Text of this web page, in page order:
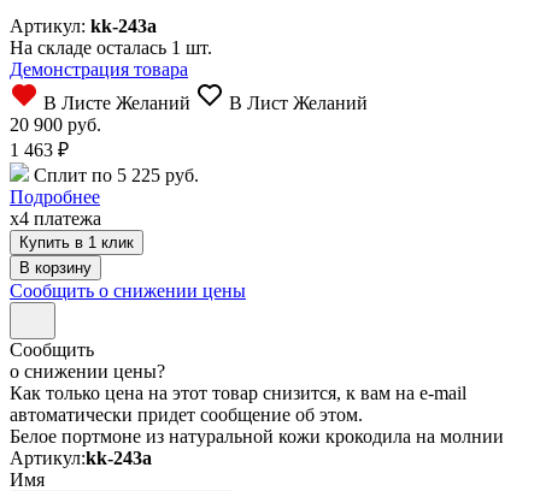
Артикул: kk-243a
На складе осталась 1 шт.
Демонстрация товара
В Листе Желаний
В Лист Желаний
20 900 руб.
1 463 ₽
Сплит по 5 225 руб.
Подробнее
x4 платежа
Купить в 1 клик
Сообщить о снижении цены
Сообщить
о снижении цены?
Как только цена на этот товар снизится, к вам на e-mail
автоматически придет сообщение об этом.
Белое портмоне из натуральной кожи крокодила на молнии
Артикул:kk-243a
Имя